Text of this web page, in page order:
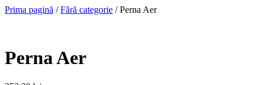
Prima pagină /Fără categorie / Perna Aer
Perna Aer